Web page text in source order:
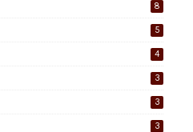
8
5
4
3
3
3